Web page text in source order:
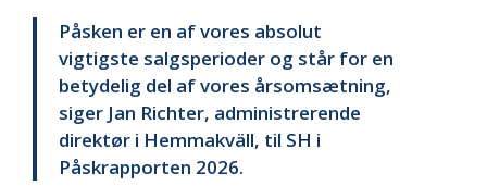
Påsken er en af vores absolut
vigtigste salgsperioder og står for en
betydelig del af vores årsomsætning,
siger Jan Richter, administrerende
direktør i Hemmakväll, til SH i
Påskrapporten 2026.